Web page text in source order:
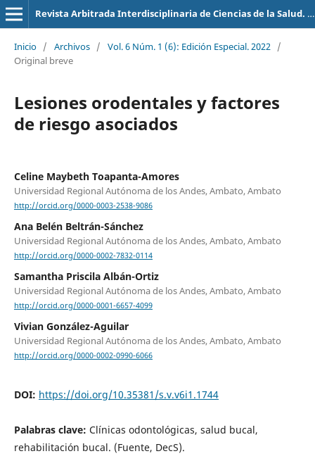
Revista Arbitrada Interdisciplinaria de Ciencias de la Salud. Salud y Vida
Inicio / Archivos / Vol. 6 Núm. 1 (6): Edición Especial. 2022 /
Original breve
Lesiones orodentales y factores
de riesgo asociados
Celine Maybeth Toapanta-Amores
Universidad Regional Autónoma de los Andes, Ambato, Ambato
http://orcid.org/0000-0003-2538-9086
Ana Belén Beltrán-Sánchez
Universidad Regional Autónoma de los Andes, Ambato, Ambato
http://orcid.org/0000-0002-7832-0114
Samantha Priscila Albán-Ortiz
Universidad Regional Autónoma de los Andes, Ambato, Ambato
http://orcid.org/0000-0001-6657-4099
Vivian González-Aguilar
Universidad Regional Autónoma de los Andes, Ambato, Ambato
http://orcid.org/0000-0002-0990-6066
DOI: https://doi.org/10.35381/s.v.v6i1.1744
Palabras clave: Clínicas odontológicas, salud bucal,
rehabilitación bucal. (Fuente, DecS).